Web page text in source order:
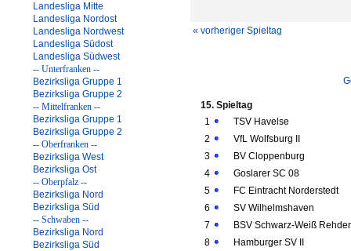
Landesliga Mitte
Landesliga Nordost
Landesliga Nordwest
Landesliga Südost
Landesliga Südwest
-- Unterfranken --
Bezirksliga Gruppe 1
Bezirksliga Gruppe 2
-- Mittelfranken --
Bezirksliga Gruppe 1
Bezirksliga Gruppe 2
-- Oberfranken --
Bezirksliga West
Bezirksliga Ost
-- Oberpfalz --
Bezirksliga Nord
Bezirksliga Süd
-- Schwaben --
Bezirksliga Nord
Bezirksliga Süd
« vorheriger Spieltag
15. Spieltag
1
TSV Havelse
2
VfL Wolfsburg II
3
BV Cloppenburg
4
Goslarer SC 08
5
FC Eintracht Norderstedt
6
SV Wilhelmshaven
7
BSV Schwarz-Weiß
8
Hamburger SV II